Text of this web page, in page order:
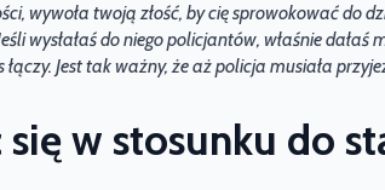
wywoła twoją złość, by cię sprowokować do
wysłałaś do niego policjantów, właśnie dałaś
Jest tak ważny, że aż policja musiała
w stosunku do